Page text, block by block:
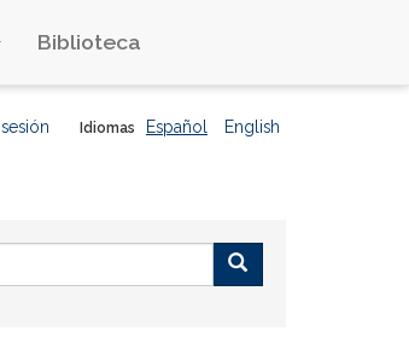
Biblioteca
Idiomas Español English